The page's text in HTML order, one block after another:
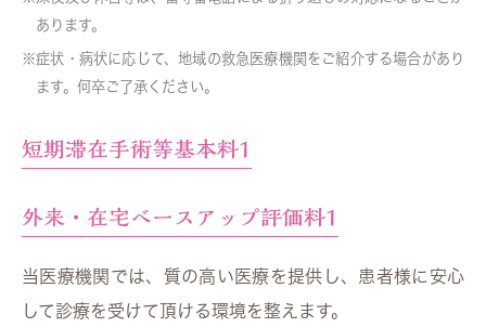
あります。
症状・病状に応じて、地域の救急医療機関をご紹介する場合があり
ます。何卒ご了承ください。
短期滞在手術等基本料1
外来・在宅ベースアップ評価料1
当医療機関では、質の高い医療を提供し、患者様に安心
して診療を受けて頂ける環境を整えます。